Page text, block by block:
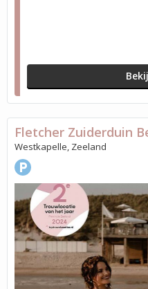
Fletcher Zuiderduin
Westkapelle, Zeeland